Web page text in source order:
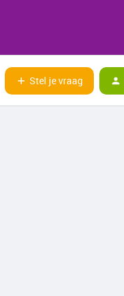
Stel je vraag